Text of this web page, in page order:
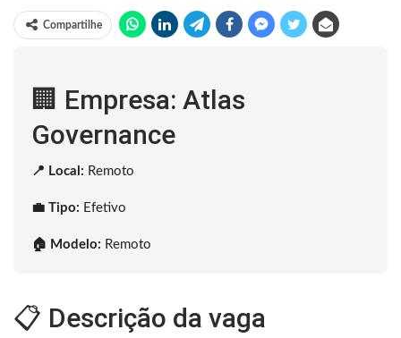
Compartilhe
🏢 Empresa: Atlas
Governance
📍 Local: Remoto
💼 Tipo: Efetivo
🏠 Modelo: Remoto
📋 Descrição da vaga